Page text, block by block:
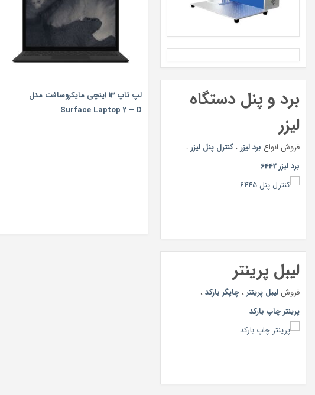
برد و پنل دستگاه
لیزر
فروش انواع برد لیزر ، کنترل پنل لیزر ،
برد لیزر 6442
لیبل پرینتر
فروشلیبل پرینتر ، چاپگر بارکد ،
پرینتر چاپ بارکد
لپ تاپ 13 اینچی مایکروسافت مدل
Surface Laptop 2 – D